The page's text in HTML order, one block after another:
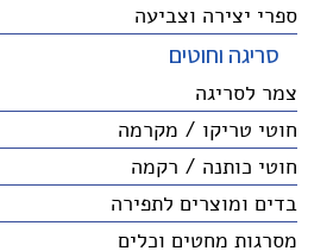
ספרי יצירה וצביעה
סריגה וחוטים
צמר לסריגה
חוטי טריקו / מקרמה
חוטי כותנה / רקמה
בדים ומוצרים לתפירה
מסרגות מחטים וכלים